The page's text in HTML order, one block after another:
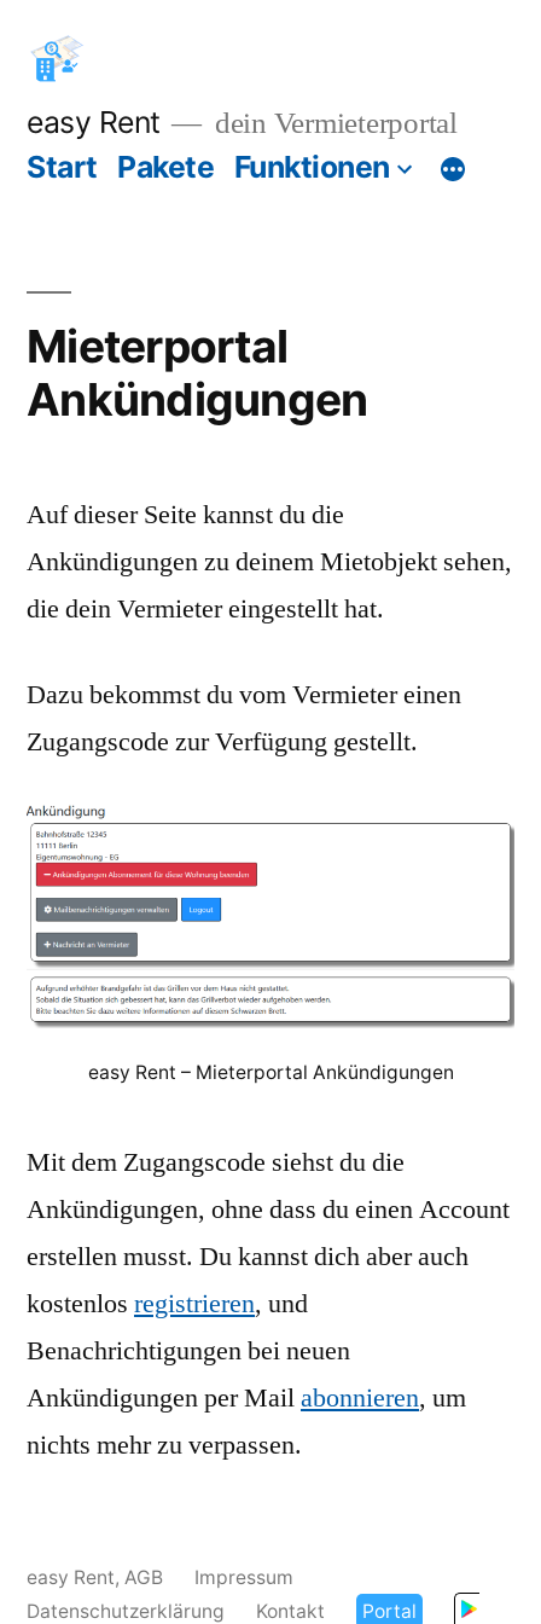
Inhalt
springen
easy Rent dein Vermieterportal
Start Pakete Funktionen
Mieterportal
Ankündigungen
Auf dieser Seite kannst du die
Ankündigungen zu deinem Mietobjekt sehen,
die dein Vermieter eingestellt hat.
Dazu bekommst du vom Vermieter einen
Zugangscode zur Verfügung gestellt.
easy Rent – Mieterportal Ankündigungen
Mit dem Zugangscode siehst du die
Ankündigungen, ohne dass du einen Account
erstellen musst. Du kannst dich aber auch
kostenlos registrieren, und
Benachrichtigungen bei neuen
Ankündigungen per Mailabonnieren, um
nichts mehr zu verpassen.
easy Rent, AGB
Impressum
Datenschutzerklärung
Kontakt Portal